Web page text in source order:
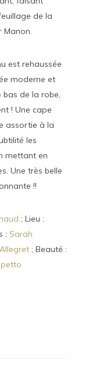
de la
Manon.
est rehaussée
moderne et
de la robe,
! Une cape
assortie à la
les
mettant en
Une très belle
!!
; Lieu :
: Sarah
; Beauté :